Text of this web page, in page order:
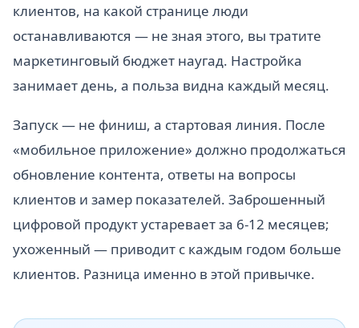
клиентов, на какой странице люди
останавливаются — не зная этого, вы тратите
маркетинговый бюджет наугад. Настройка
занимает день, а польза видна каждый месяц.
Запуск — не финиш, а стартовая линия. После
«мобильное приложение» должно продолжаться
обновление контента, ответы на вопросы
клиентов и замер показателей. Заброшенный
цифровой продукт устаревает за 6-12 месяцев;
ухоженный — приводит с каждым годом больше
клиентов. Разница именно в этой привычке.